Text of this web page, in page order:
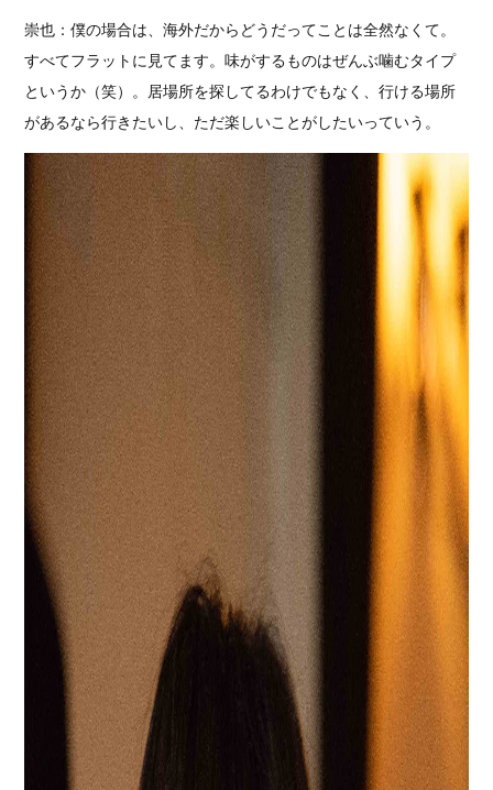
崇也：僕の場合は、海外だからどうだってことは全然なくて。
すべてフラットに見てます。味がするものはぜんぶ噛むタイプ
というか（笑）。居場所を探してるわけでもなく、行ける場所
があるなら行きたいし、ただ楽しいことがしたいっていう。